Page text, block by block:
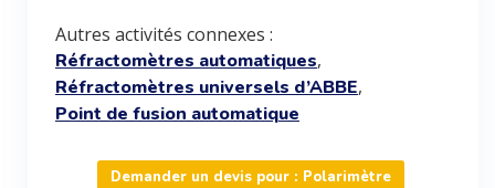
Autres activités connexes :
Réfractomètres automatiques,
Réfractomètres universels d’ABBE,
Point de fusion automatique
Demander un devis pour : Polarimètre